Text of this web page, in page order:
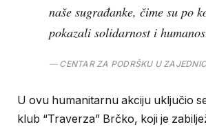
naše sugrađanke, čime su po
pokazali solidarnost i
CENTAR ZA PODRŠKU U
U ovu humanitarnu akciju uključio
klub “Traverza” Brčko, koji je